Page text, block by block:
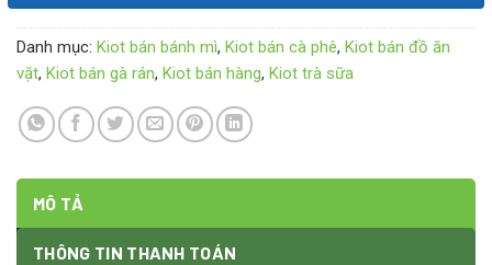
Danh mục: Kiot bán bánh mì, Kiot bán cà phê, Kiot bán đồ ăn
vặt, Kiot bán gà rán, Kiot bán hàng, Kiot trà sữa
MÔ TẢ
THÔNG TIN THANH TOÁN